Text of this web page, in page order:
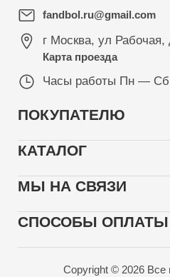
fandbol.ru@gmail.com
г Москва, ул Рабочая,
Карта проезда
Часы работы Пн — Сб
ПОКУПАТЕЛЮ
КАТАЛОГ
МЫ НА СВЯЗИ
СПОСОБЫ ОПЛАТЫ
Copyright © 2026